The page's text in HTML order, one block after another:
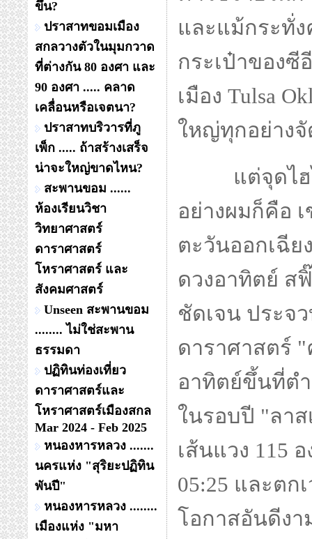
ขึ้น?
ปราสาทขอมเมือง
สกลวางตัวในมุมกวาด
ที่ต่างกัน 80 องศา และ
90 องศา ..... คลาด
เคลื่อนหรือเจตนา?
ปราสาทบริวารที่ภู
เพ็ก ..... ถ้าสร้างเสร็จ
น่าจะใหญ่ขาดไหน?
สะพานขอม ......
ห้องเรียนวิชา
วิทยาศาสตร์
ดาราศาสตร์
โหราศาสตร์ และ
สังคมศาสตร์
Unseen สะพานขอม
........ ไม่ใช่สะพาน
ธรรมดา
ปฏิทินท่องเที่ยว
ดาราศาสตร์และ
โหราศาสตร์เมืองสกล
Mar 2024 - Feb 2025
หนองหารหลวง .......
นครแห่ง "สุริยะปฏิทิน
พันปี"
หนองหารหลวง ........
เมืองแห่ง "มหา
และแม้กระทั่
กระเป๋าของซี
เมือง Tulsa
ใหญ่ทุกอย่างจั
แต่จุดไฮไ
อย่างผมก็คือ
ตะวันออกเฉีย
ดวงอาทิตย์ ส
ชัดเจน ประจ
ดาราศาสตร์ "
อาทิตย์ขึ้นที่ต
ในรอบปี "ลาส
เส้นแวง 115
05:25 และตก
โอกาสอันดีง